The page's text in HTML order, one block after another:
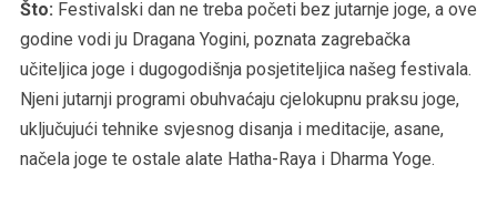
Što: Festivalski dan ne treba početi bez jutarnje joge, a ove
godine vodi ju Dragana Yogini, poznata zagrebačka
učiteljica joge i dugogodišnja posjetiteljica našeg festivala.
Njeni jutarnji programi obuhvaćaju cjelokupnu praksu joge,
uključujući tehnike svjesnog disanja i meditacije, asane,
načela joge te ostale alate Hatha-Raya i Dharma Yoge.